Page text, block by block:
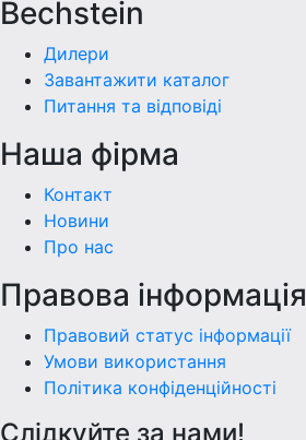
Bechstein
Дилери
Завантажити каталог
Питання та відповіді
Наша фiрма
Контакт
Новини
Про нас
Правова інформація
Правовий статус інформації
Умови використання
Політика конфіденційності
Слідкуйте за нами!